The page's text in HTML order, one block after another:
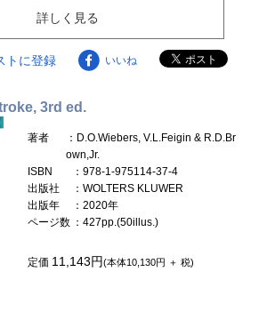
詳しく見る
トに登録 いいね
3rd ed.
著者
：D.O.Wiebers, V.L.Feigin & R.D.Br
own,Jr.
ISBN
：978-1-975114-37-4
出版社
：WOLTERS KLUWER
出版年
：2020年
ページ数 ：427pp.(50illus.)
定価 11,143円(本体10,130円 ＋ 税)